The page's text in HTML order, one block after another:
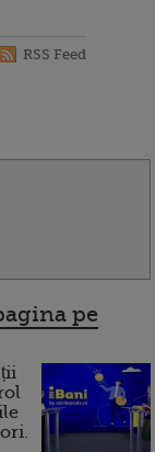
RSS Feed
pe